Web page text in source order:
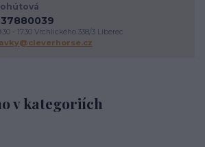
v kategoriích
- 17.30 Vrchlického 338/3 Liberec